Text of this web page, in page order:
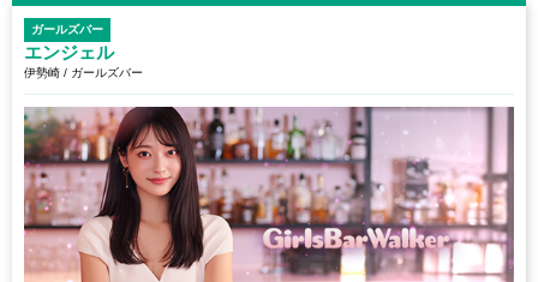
ガールズバー
エンジェル
伊勢崎 / ガールズバー